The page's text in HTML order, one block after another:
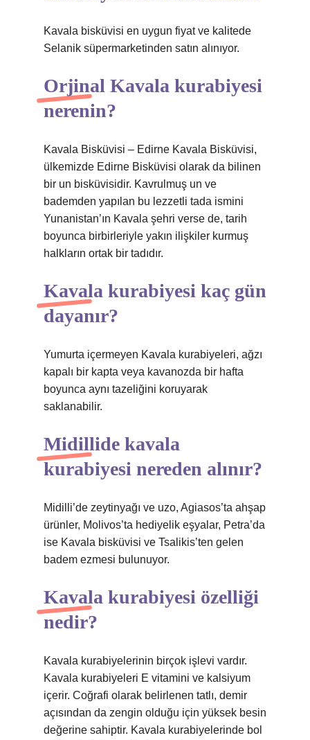
Kavala bisküvisi en uygun fiyat ve kalitede
Selanik süpermarketinden satın alınıyor.
Orjinal Kavala kurabiyesi
nerenin?
Kavala Bisküvisi – Edirne Kavala Bisküvisi,
ülkemizde Edirne Bisküvisi olarak da bilinen
bir un bisküvisidir. Kavrulmuş un ve
bademden yapılan bu lezzetli tada ismini
Yunanistan’ın Kavala şehri verse de, tarih
boyunca birbirleriyle yakın ilişkiler kurmuş
halkların ortak bir tadıdır.
Kavala kurabiyesi kaç gün
dayanır?
Yumurta içermeyen Kavala kurabiyeleri, ağzı
kapalı bir kapta veya kavanozda bir hafta
boyunca aynı tazeliğini koruyarak
saklanabilir.
Midillide kavala
kurabiyesi nereden alınır?
Midilli’de zeytinyağı ve uzo, Agiasos’ta ahşap
ürünler, Molivos’ta hediyelik eşyalar, Petra’da
ise Kavala bisküvisi ve Tsalikis’ten gelen
badem ezmesi bulunuyor.
Kavala kurabiyesi özelliği
nedir?
Kavala kurabiyelerinin birçok işlevi vardır.
Kavala kurabiyeleri E vitamini ve kalsiyum
içerir. Coğrafi olarak belirlenen tatlı, demir
açısından da zengin olduğu için yüksek besin
değerine sahiptir. Kavala kurabiyelerinde bol